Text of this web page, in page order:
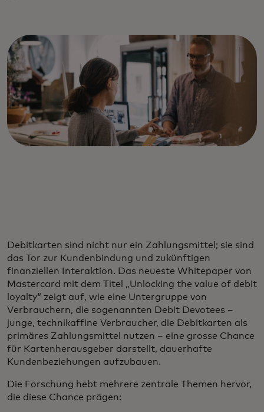
Debitkarten sind nicht nur ein Zahlungsmittel; sie sind
das Tor zur Kundenbindung und zukünftigen
finanziellen Interaktion. Das neueste Whitepaper von
Mastercard mit dem Titel „Unlocking the value of debit
loyalty“ zeigt auf, wie eine Untergruppe von
Verbrauchern, die sogenannten Debit Devotees –
junge, technikaffine Verbraucher, die Debitkarten als
primäres Zahlungsmittel nutzen – eine grosse Chance
für Kartenherausgeber darstellt, dauerhafte
Kundenbeziehungen aufzubauen.
Die Forschung hebt mehrere zentrale Themen hervor,
die diese Chance prägen: